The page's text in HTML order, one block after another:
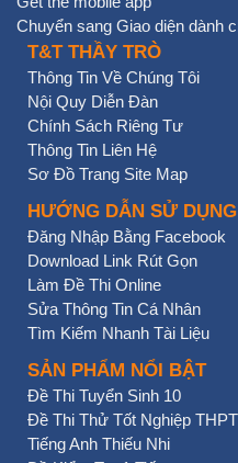
Chuyển sang Giao diện dành
T&T THẦY TRÒ
Thông Tin Về Chúng Tôi
Nội Quy Diễn Đàn
Chính Sách Riêng Tư
Thông Tin Liên Hệ
Sơ Đồ Trang Site Map
HƯỚNG DẪN SỬ DỤNG
Đăng Nhập Bằng Facebook
Download Link Rút Gọn
Làm Đề Thi Online
Sửa Thông Tin Cá Nhân
Tìm Kiếm Nhanh Tài Liệu
SẢN PHẨM NỔI BẬT
Đề Thi Tuyển Sinh 10
Đề Thi Thử Tốt Nghiệp THPT
Tiếng Anh Thiếu Nhi